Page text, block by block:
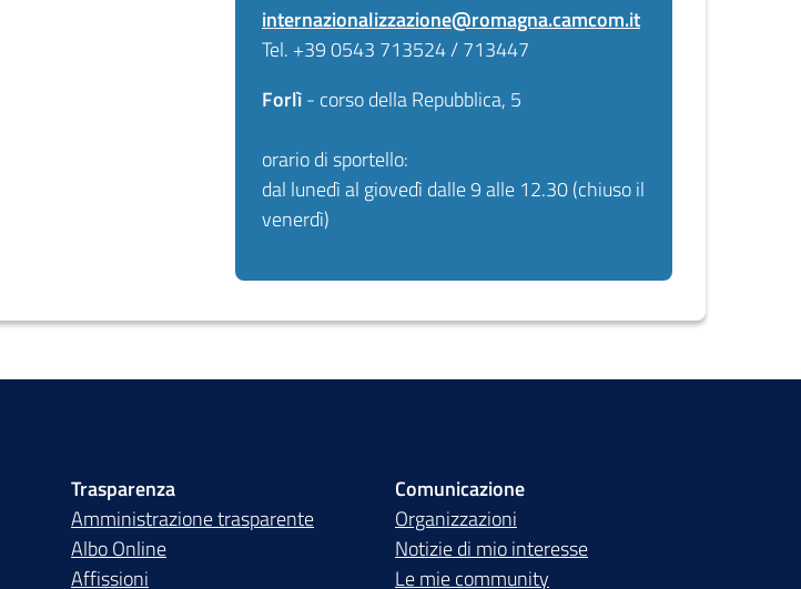
internazionalizzazione@romagna.camcom.it
Tel. +39 0543 713524 / 713447
Forlì- corso della Repubblica, 5
orario di sportello:
dal lunedì al giovedì dalle 9 alle 12.30 (chiuso il
venerdì)
Trasparenza
Amministrazione trasparente
Albo Online
Affissioni
Comunicazione
Organizzazioni
Notizie di mio interesse
Le mie community